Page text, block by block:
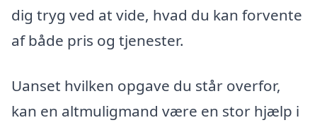
dig tryg ved at vide, hvad du kan forvente
af både pris og tjenester.
Uanset hvilken opgave du står overfor,
kan en altmuligmand være en stor hjælp i